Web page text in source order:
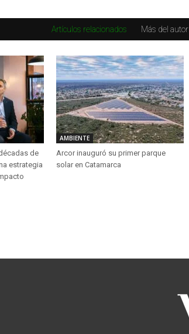
Artículos relacionados Más del autor
de
estrategia
AMBIENTE
Arcor inauguró su primer parque
solar en Catamarca